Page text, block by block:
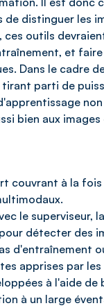
distinguer les
outils
et
Dans le cadre
tirant parti de
bien aux images
couvrant à la
le superviseur,
détecter des
d'entraînement
apprises par
à l'aide
à un large